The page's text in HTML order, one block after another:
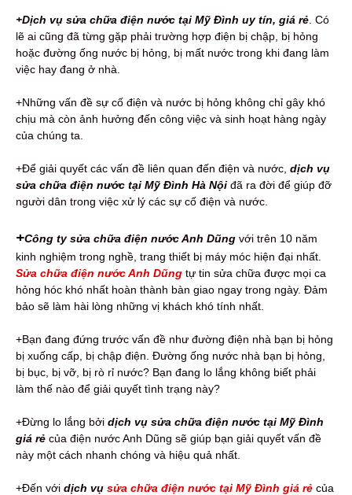
+Dịch vụ sửa chữa điện nước tại Mỹ Đình uy tín, giá rẻ . Có
lẽ ai cũng đã từng gặp phải trường hợp điện bị chập, bị hỏng
hoặc đường ống nước bị hỏng, bị mất nước trong khi đang làm
việc hay đang ở nhà.
+Những vấn đề sự cố điện và nước bị hỏng không chỉ gây khó
chịu mà còn ảnh hưởng đến công việc và sinh hoạt hàng ngày
của chúng ta.
+Để giải quyết các vấn đề liên quan đến điện và nước, dịch vụ
sửa chữa điện nước tại Mỹ Đình Hà Nội đã ra đời để giúp đỡ
người dân trong việc xử lý các sự cố điện và nước.
+Công ty sửa chữa điện nước Anh Dũng với trên 10 năm
kinh nghiệm trong nghề, trang thiết bị máy móc hiện đại nhất.
Sửa chữa điện nước Anh Dũng tự tin sửa chữa được mọi ca
hỏng hóc khó nhất hoàn thành bàn giao ngay trong ngày. Đảm
bảo sẽ làm hài lòng những vị khách khó tính nhất.
+Bạn đang đứng trước vấn đề như đường điện nhà bạn bị hỏng
bị xuống cấp, bị chập điện. Đường ống nước nhà bạn bị hỏng,
bị bục, bị vỡ, bị rò rỉ nước? Bạn đang lo lắng không biết phải
làm thế nào để giải quyết tình trạng này?
+Đừng lo lắng bởi dịch vụ sửa chữa điện nước tại Mỹ Đình
giá rẻ của điện nước Anh Dũng sẽ giúp bạn giải quyết vấn đề
này một cách nhanh chóng và hiệu quả nhất.
+Đến với dịch vụ sửa chữa điện nước tại Mỹ Đình giá rẻ của